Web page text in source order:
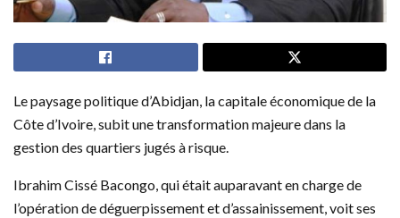
Le paysage politique d’Abidjan, la capitale économique de la
Côte d’Ivoire, subit une transformation majeure dans la
gestion des quartiers jugés à risque.
Ibrahim Cissé Bacongo, qui était auparavant en charge de
l’opération de déguerpissement et d’assainissement, voit ses